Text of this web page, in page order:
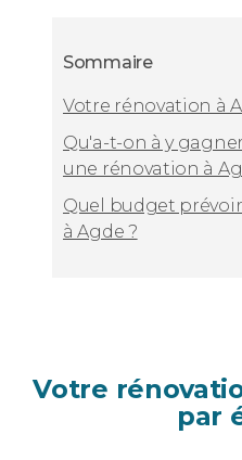
Sommaire
Votre rénovation à
Qu'a-t-on à y
une rénovation à
Quel budget
à Agde ?
Votre
par